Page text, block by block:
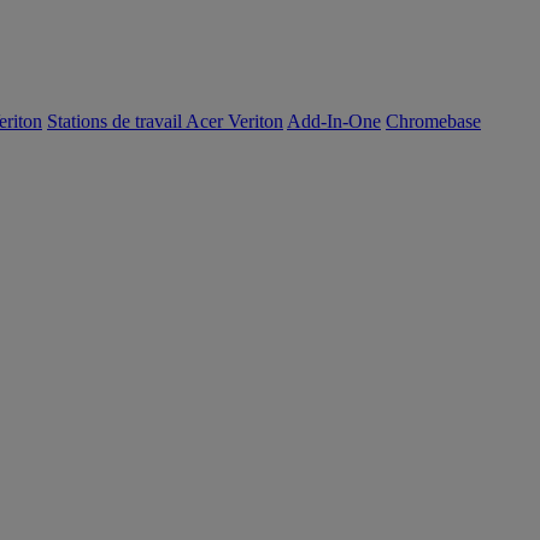
Stations de travail Acer Veriton Add-In-One Chromebase